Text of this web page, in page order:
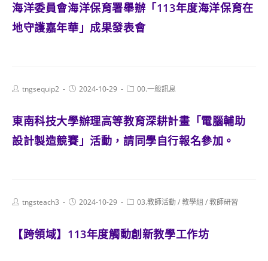
海洋委員會海洋保育署舉辦「113年度海洋保育在
地守護嘉年華」成果發表會
Posttngsequip2
Post2024-10-29
Post00.一般訊息
東南科技大學辦理高等教育深耕計畫「電腦輔助
設計製造競賽」活動，請同學自行報名參加。
Posttngsteach3
Post2024-10-29
Post03.教師活動/教學組 /教師研習
【跨領域】113年度觸動創新教學工作坊